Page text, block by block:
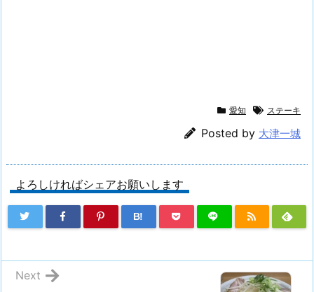
愛知 ステーキ
Posted by 大津一城
よろしければシェアお願いします
B!
Next